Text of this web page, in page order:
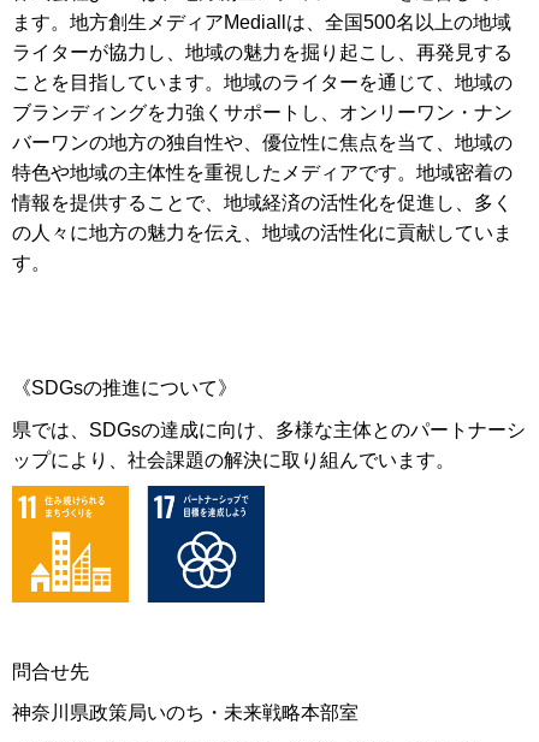
ます。地方創生メディアMediallは、全国500名以上の地域
ライターが協力し、地域の魅力を掘り起こし、再発見する
ことを目指しています。地域のライターを通じて、地域の
ブランディングを力強くサポートし、オンリーワン・ナン
バーワンの地方の独自性や、優位性に焦点を当て、地域の
特色や地域の主体性を重視したメディアです。地域密着の
情報を提供することで、地域経済の活性化を促進し、多く
の人々に地方の魅力を伝え、地域の活性化に貢献していま
す。
《SDGsの推進について》
県では、SDGsの達成に向け、多様な主体とのパートナーシ
ップにより、社会課題の解決に取り組んでいます。
問合せ先
神奈川県政策局いのち・未来戦略本部室